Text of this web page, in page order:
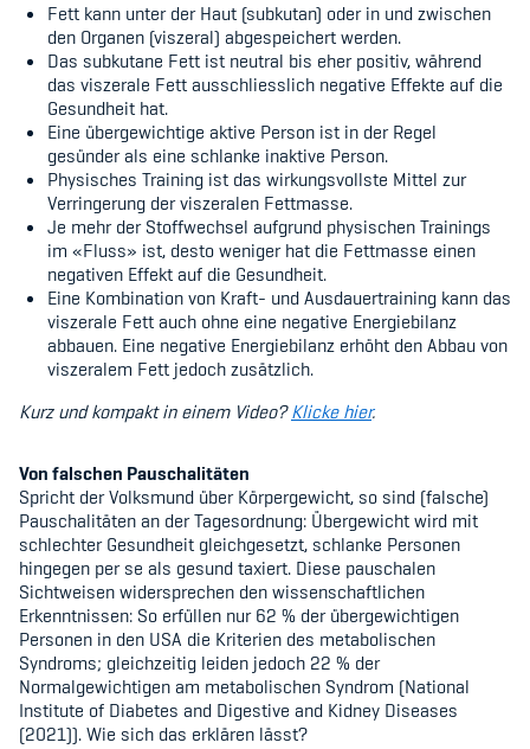
Organisation
Team
Offene Stellen
Mitgliedervereine
Sponsoren und Partner
Netzwerk
Fett kann unter der Haut (subkutan) oder in und zwischen
den Organen (viszeral) abgespeichert werden.
Das subkutane Fett ist neutral bis eher positiv, während
das viszerale Fett ausschliesslich negative Effekte auf die
Gesundheit hat.
Eine übergewichtige aktive Person ist in der Regel
gesünder als eine schlanke inaktive Person.
Physisches Training ist das wirkungsvollste Mittel zur
Verringerung der viszeralen Fettmasse.
Je mehr der Stoffwechsel aufgrund physischen Trainings
im «Fluss» ist, desto weniger hat die Fettmasse einen
negativen Effekt auf die Gesundheit.
Eine Kombination von Kraft- und Ausdauertraining kann das
viszerale Fett auch ohne eine negative Energiebilanz
abbauen. Eine negative Energiebilanz erhöht den Abbau von
viszeralem Fett jedoch zusätzlich.
Kurz und kompakt in einem Video?Klicke hier.
Von falschen Pauschalitäten
Spricht der Volksmund über Körpergewicht, so sind (falsche)
Pauschalitäten an der Tagesordnung: Übergewicht wird mit
schlechter Gesundheit gleichgesetzt, schlanke Personen
hingegen per se als gesund taxiert. Diese pauschalen
Sichtweisen widersprechen den wissenschaftlichen
Erkenntnissen: So erfüllen nur 62 % der übergewichtigen
Personen in den USA die Kriterien des metabolischen
Syndroms; gleichzeitig leiden jedoch 22 % der
Normalgewichtigen am metabolischen Syndrom (National
Institute of Diabetes and Digestive and Kidney Diseases
(2021)). Wie sich das erklären lässt?